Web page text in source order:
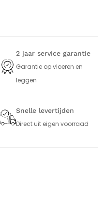
2 jaar service garantie
Garantie op vloeren en
leggen
Snelle levertijden
Direct uit eigen voorraad